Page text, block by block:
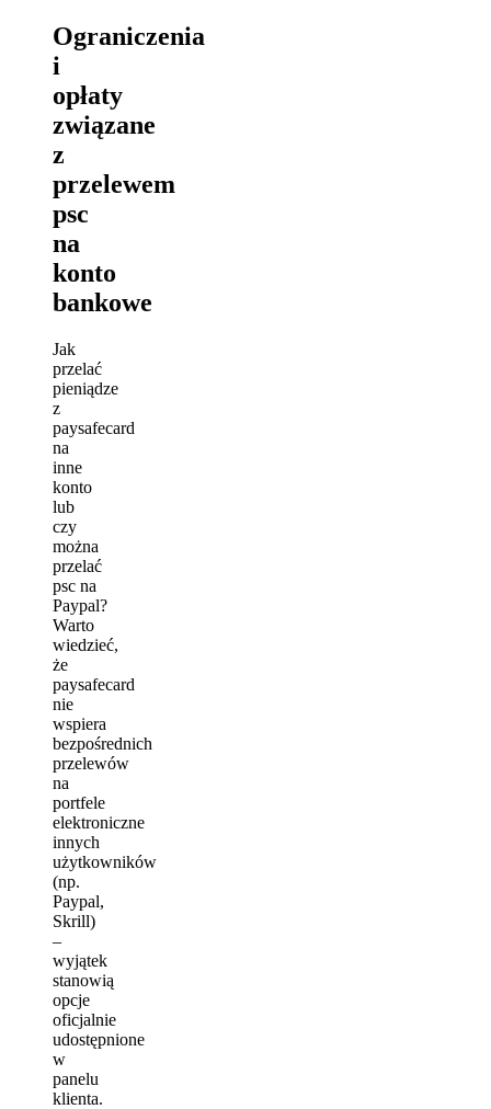
Ograniczenia
i
opłaty
związane
z
przelewem
psc
na
konto
bankowe
Jak
przelać
pieniądze
z
paysafecard
na
inne
konto
lub
czy
można
przelać
psc na
Paypal?
Warto
wiedzieć,
że
paysafecard
nie
wspiera
bezpośrednich
przelewów
na
portfele
elektroniczne
innych
użytkowników
(np.
Paypal,
Skrill)
–
wyjątek
stanowią
opcje
oficjalnie
udostępnione
w
panelu
klienta.